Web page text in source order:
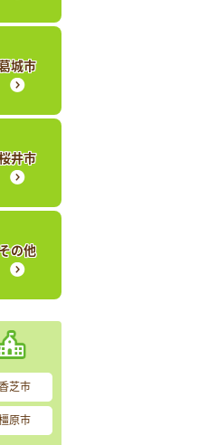
城市
井市
の他
芝市
原市